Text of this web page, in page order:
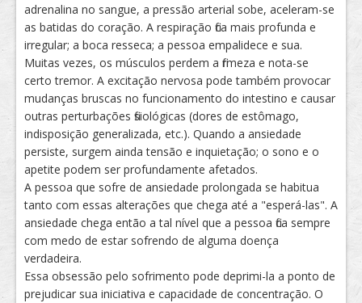
adrenalina no sangue, a pressão arterial sobe, aceleram-se
as batidas do coração. A respiração fica mais profunda e
irregular; a boca resseca; a pessoa empalidece e sua.
Muitas vezes, os músculos perdem a firmeza e nota-se
certo tremor. A excitação nervosa pode também provocar
mudanças bruscas no funcionamento do intestino e causar
outras perturbações fisiológicas (dores de estômago,
indisposição generalizada, etc.). Quando a ansiedade
persiste, surgem ainda tensão e inquietação; o sono e o
apetite podem ser profundamente afetados.
A pessoa que sofre de ansiedade prolongada se habitua
tanto com essas alterações que chega até a "esperá-las". A
ansiedade chega então a tal nível que a pessoa fica sempre
com medo de estar sofrendo de alguma doença
verdadeira.
Essa obsessão pelo sofrimento pode deprimi-la a ponto de
prejudicar sua iniciativa e capacidade de concentração. O